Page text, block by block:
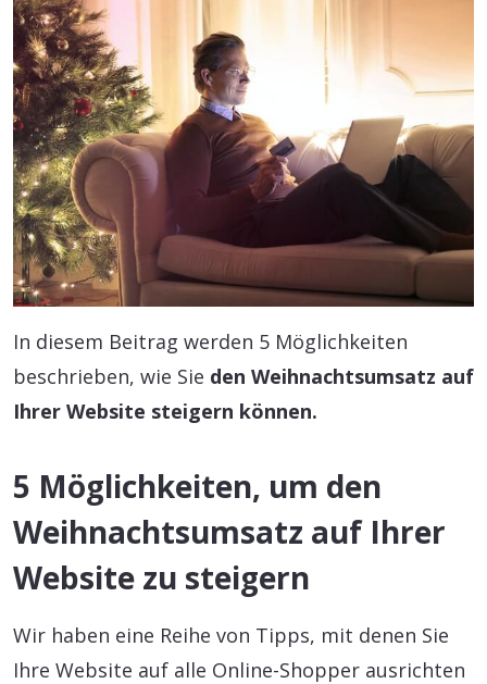
In diesem Beitrag werden 5 Möglichkeiten
beschrieben, wie Sie den Weihnachtsumsatz auf
Ihrer Website steigern können.
5 Möglichkeiten, um den
Weihnachtsumsatz auf Ihrer
Website zu steigern
Wir haben eine Reihe von Tipps, mit denen Sie
Ihre Website auf alle Online-Shopper ausrichten